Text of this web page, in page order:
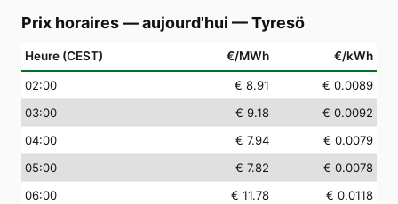
Prix horaires — aujourd'hui —Tyresö
Heure (CEST) €/MWh €/kWh
02:00 € 8.91
€ 0.0089
03:00 € 9.18
€ 0.0092
04:00 € 7.94
€ 0.0079
05:00 € 7.82
€ 0.0078
06:00 € 11.78
€ 0.0118